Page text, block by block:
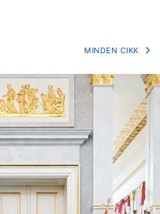
MINDEN CIKK